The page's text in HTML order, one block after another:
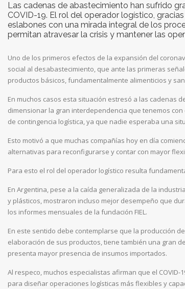
Las cadenas de abastecimiento han sufrido
COVID-19. El rol del operador logístico,
eslabones con una mirada integral de los
permitan atravesar la crisis y mantener las
Uno de los primeros efectos de la expansión del
social al desabastecimiento, que ante las primeras
productos básicos, fundamentalmente alimenticios y
En muchos casos esta situación estresó a las cadenas
dimensionar la gran interdependencia que tenemos
de contingencia logística, ya que nadie esperaba una
Esto motivó a que muchas compañías hoy en día
alternativas para reconfigurarse y contar con mayor
Para esto el rol del operador logístico resulta
En Argentina, pese a la caída generalizada de la
y plásticos, mostraron incluso mejor desempeño que
los informes mensuales de la fundación FIEL.
En este sentido debe contemplarse que la producción
elaboración de sus productos, tiene también una gran
presenta mayor presencia de insumos importados.
Al respeco, muchos especialistas afirman que el
para diseñar operaciones logísticas más flexibles y